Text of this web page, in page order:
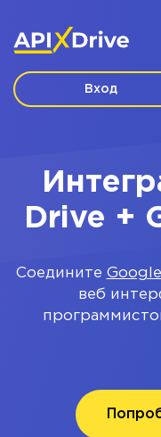
Вход
Drive +
Соедините
веб